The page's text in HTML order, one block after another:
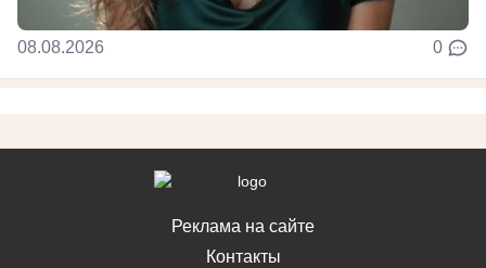
08.08.2026 0
Реклама на сайте
Контакты